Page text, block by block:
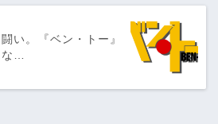
い。『ベン・トー』
な…